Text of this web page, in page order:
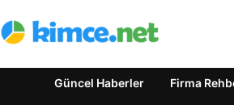
Güncel Haberler Firma